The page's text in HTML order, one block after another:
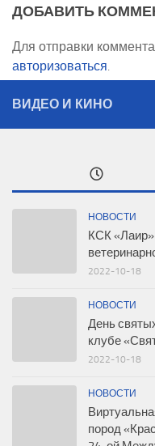
ДОБАВИТЬ
Для отправки
авторизоваться.
ВИДЕО И КИНО
НОВОСТИ
КСК
2022-10-18
НОВОСТИ
День
клубе
2022-10-18
НОВОСТИ
пород